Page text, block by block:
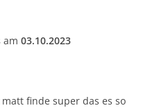
am 03.10.2023
finde super das es so